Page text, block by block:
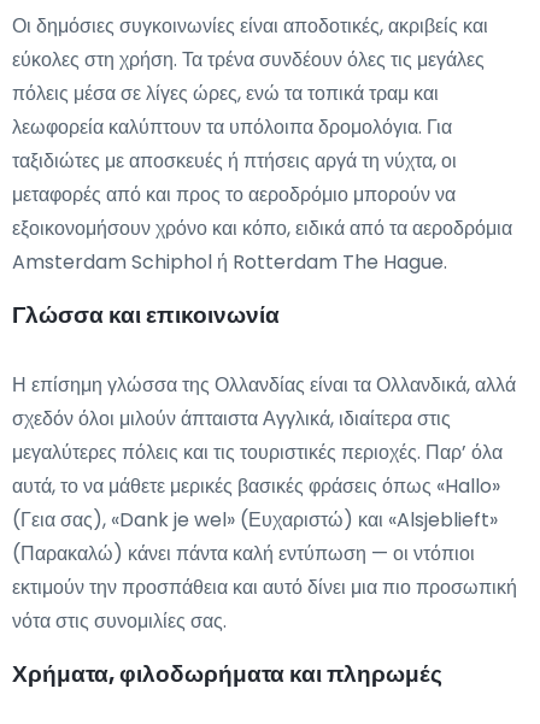
Οι δημόσιες συγκοινωνίες είναι αποδοτικές, ακριβείς και
εύκολες στη χρήση. Τα τρένα συνδέουν όλες τις μεγάλες
πόλεις μέσα σε λίγες ώρες, ενώ τα τοπικά τραμ και
λεωφορεία καλύπτουν τα υπόλοιπα δρομολόγια. Για
ταξιδιώτες με αποσκευές ή πτήσεις αργά τη νύχτα, οι
μεταφορές από και προς το αεροδρόμιο μπορούν να
εξοικονομήσουν χρόνο και κόπο, ειδικά από τα αεροδρόμια
Amsterdam Schiphol ή Rotterdam The Hague.
Γλώσσα και επικοινωνία
Η επίσημη γλώσσα της Ολλανδίας είναι τα Ολλανδικά, αλλά
σχεδόν όλοι μιλούν άπταιστα Αγγλικά, ιδιαίτερα στις
μεγαλύτερες πόλεις και τις τουριστικές περιοχές. Παρ’ όλα
αυτά, το να μάθετε μερικές βασικές φράσεις όπως «Hallo»
(Γεια σας), «Dank je wel» (Ευχαριστώ) και «Alsjeblieft»
(Παρακαλώ) κάνει πάντα καλή εντύπωση — οι ντόπιοι
εκτιμούν την προσπάθεια και αυτό δίνει μια πιο προσωπική
νότα στις συνομιλίες σας.
Χρήματα, φιλοδωρήματα και πληρωμές